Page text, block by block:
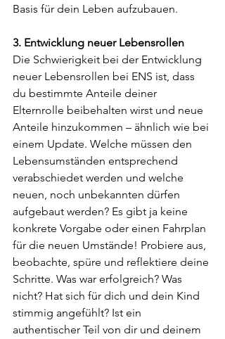
Basis für dein Leben aufzubauen.
3. Entwicklung neuer Lebensrollen
Die Schwierigkeit bei der Entwicklung
neuer Lebensrollen bei ENS ist, dass
du bestimmte Anteile deiner
Elternrolle beibehalten wirst und neue
Anteile hinzukommen – ähnlich wie bei
einem Update. Welche müssen den
Lebensumständen entsprechend
verabschiedet werden und welche
neuen, noch unbekannten dürfen
aufgebaut werden? Es gibt ja keine
konkrete Vorgabe oder einen Fahrplan
für die neuen Umstände! Probiere aus,
beobachte, spüre und reflektiere deine
Schritte. Was war erfolgreich? Was
nicht? Hat sich für dich und dein Kind
stimmig angefühlt? Ist ein
authentischer Teil von dir und deinem